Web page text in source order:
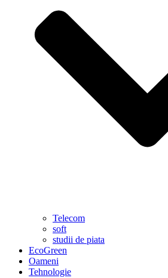
Telecom
soft
studii de piata
EcoGreen
Oameni
Tehnologie